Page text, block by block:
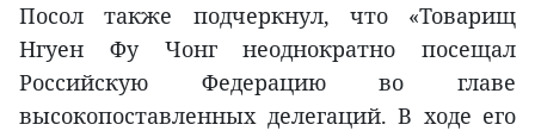
Посол также подчеркнул, что «Товарищ
Нгуен Фу Чонг неоднократно посещал
Российскую Федерацию во главе
высокопоставленных делегаций. В ходе его